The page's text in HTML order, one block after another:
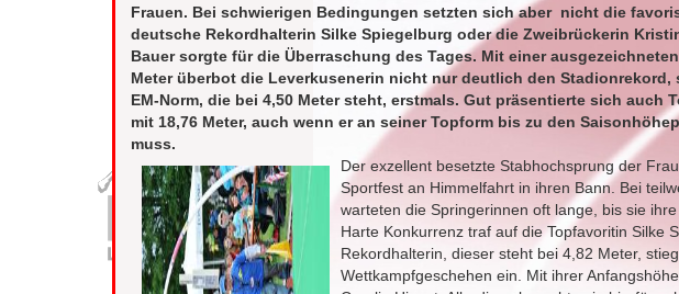
Frauen. Bei schwierigen Bedingungen setzten sich aber nicht die
deutsche Rekordhalterin Silke Spiegelburg oder die Zweibrückerin
Bauer sorgte für die Überraschung des Tages. Mit einer
Meter überbot die Leverkusenerin nicht nur deutlich den Stadionrekord,
EM-Norm, die bei 4,50 Meter steht, erstmals. Gut präsentierte sich auch
mit 18,76 Meter, auch wenn er an seiner Topform bis zu den
muss.
Der exzellent besetzte Stabhochsprung der
Sportfest an Himmelfahrt in ihren Bann. Bei
warteten die Springerinnen oft lange, bis sie
Harte Konkurrenz traf auf die Topfavoritin Silke
Rekordhalterin, dieser steht bei 4,82 Meter,
Wettkampfgeschehen ein. Mit ihrer